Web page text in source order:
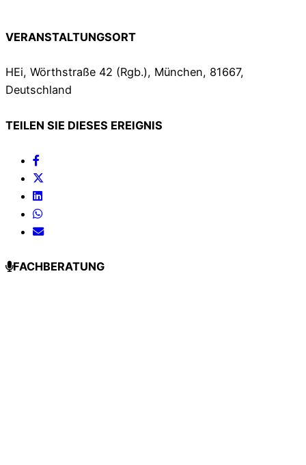
VERANSTALTUNGSORT
HEi, Wörthstraße 42 (Rgb.), München, 81667,
Deutschland
TEILEN SIE DIESES EREIGNIS
FACHBERATUNG